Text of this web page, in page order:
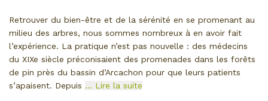
Retrouver du bien-être et de la sérénité en se promenant au
milieu des arbres, nous sommes nombreux à en avoir fait
l’expérience. La pratique n’est pas nouvelle : des médecins
du XIXe siècle préconisaient des promenades dans les forêts
de pin près du bassin d’Arcachon pour que leurs patients
s’apaisent. Depuis … Lire la suite